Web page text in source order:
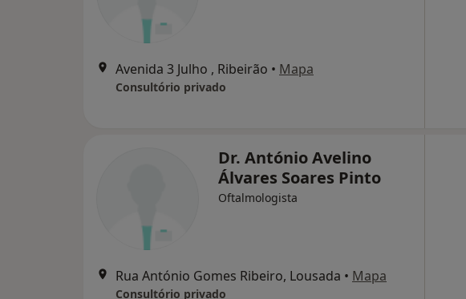
Avenida 3 Julho , Ribeirão • Mapa
Consultório privado
Dr. António Avelino
Álvares Soares Pinto
Oftalmologista
Rua António Gomes Ribeiro, Lousada • Mapa
Consultório privado